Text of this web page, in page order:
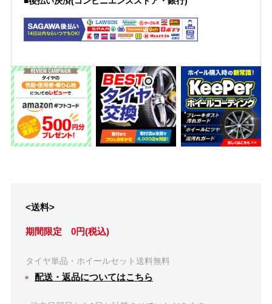
<送料>
期間限定 0円(税込)
タイヤ単品・ホイールセット送料無料
配送・返品についてはこちら